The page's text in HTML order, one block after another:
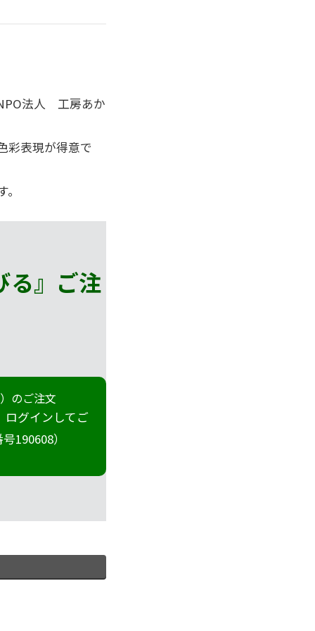
法人 工房あか
彩表現が得意で
』 ご注
のご注文
ログインしてご
190608）